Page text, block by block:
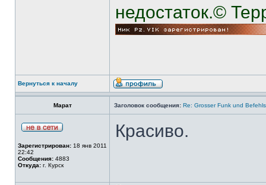
недостаток.©
Вернуться к началу
Марат Заголовок сообщения: Re: Grosser Funk und
Зарегистрирован: 18 янв 2011
22:42
Сообщения: 4883
Откуда: г. Курск
Красиво.